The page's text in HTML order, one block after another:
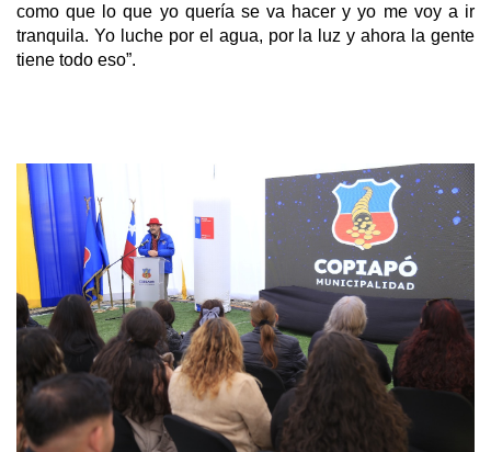
como que lo que yo quería se va hacer y yo me voy a ir
tranquila. Yo luche por el agua, por la luz y ahora la gente
tiene todo eso”.